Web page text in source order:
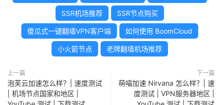
SSR机场推荐 SSR节点购买
傻瓜式一键翻墙VPN客户端 如何使用 BoomCloud
小火箭节点 老牌翻墙机场推荐
上一篇
泡芙云加速怎么样？| 速度测试
| 机场节点国家和地区 |
下一篇
萌喵加速 Nirvana 怎么样？| 速
度测试 | VPN服务器地区 |